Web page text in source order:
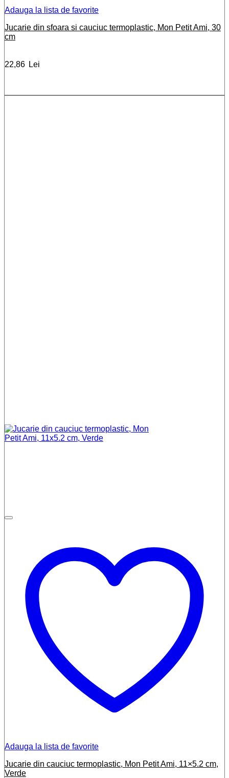
Adauga la lista de favorite
Jucarie din sfoara si cauciuc termoplastic, Mon Petit Ami, 30
cm
22,86 Lei
Adauga la lista de favorite
Jucarie din cauciuc termoplastic, Mon Petit Ami, 11×5.2 cm,
Verde